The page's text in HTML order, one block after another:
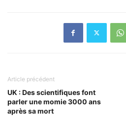
Article précédent
UK : Des scientifiques font
parler une momie 3000 ans
après sa mort